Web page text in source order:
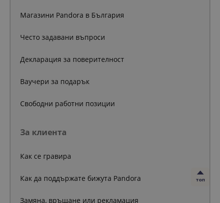
топ
Магазини Pandora в България
Често задавани въпроси
Декларация за поверителност
Ваучери за подарък
Свободни работни позиции
За клиента
Как се гравира
Как да поддържате бижута Pandora
Замяна, връщане или рекламация